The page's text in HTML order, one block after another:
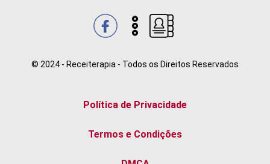
© 2024 - Receiterapia - Todos os Direitos Reservados
Termos e Condições
Política de Privacidade